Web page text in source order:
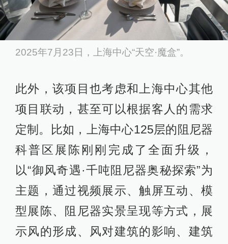
2025年7月23日，上海中心“天空·魔盒”。
此外，该项目也考虑和上海中心其他
项目联动，甚至可以根据客人的需求
定制。比如，上海中心125层的阻尼器
科普区展陈刚刚完成了全面升级，
以“御风奇遇·千吨阻尼器奥秘探索”为
主题，通过视频展示、触屏互动、模
型展陈、阻尼器实景呈现等方式，展
示风的形成、风对建筑的影响、建筑